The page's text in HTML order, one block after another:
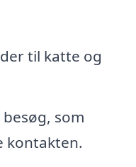
til katte og
som
kontakten.